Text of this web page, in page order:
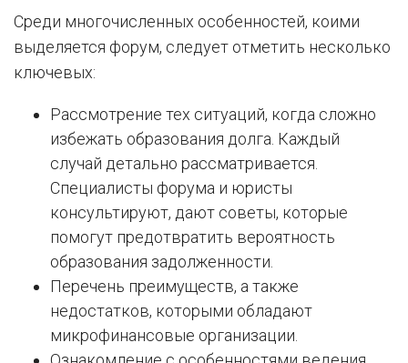
Среди многочисленных особенностей, коими
выделяется форум, следует отметить несколько
ключевых:
Рассмотрение тех ситуаций, когда сложно
избежать образования долга. Каждый
случай детально рассматривается.
Специалисты форума и юристы
консультируют, дают советы, которые
помогут предотвратить вероятность
образования задолженности.
Перечень преимуществ, а также
недостатков, которыми обладают
микрофинансовые организации.